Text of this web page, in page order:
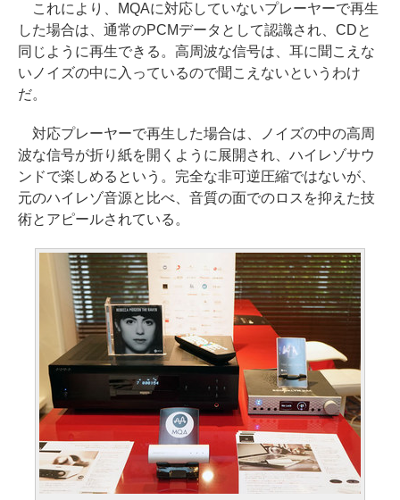
これにより、MQAに対応していないプレーヤーで再生
した場合は、通常のPCMデータとして認識され、CDと
同じように再生できる。高周波な信号は、耳に聞こえな
いノイズの中に入っているので聞こえないというわけ
だ。
対応プレーヤーで再生した場合は、ノイズの中の高周
波な信号が折り紙を開くように展開され、ハイレゾサウ
ンドで楽しめるという。完全な非可逆圧縮ではないが、
元のハイレゾ音源と比べ、音質の面でのロスを抑えた技
術とアピールされている。